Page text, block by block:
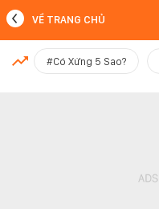
MỚI NHẤT
VỀ TRANG CHỦ
#Có Xứng 5 Sao?